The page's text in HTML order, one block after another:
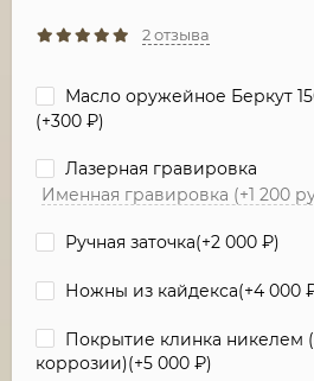
2 отзыва
Масло оружейное Беркут
(+300 ₽)
Лазерная гравировка
Именная гравировка (+1 200
Ручная заточка(+2 000 ₽)
Ножны из кайдекса(+4 000
Покрытие клинка никелем
коррозии)(+5 000 ₽)